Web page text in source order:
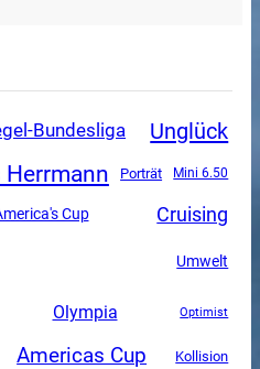
Bundesliga Unglück
Herrmann Porträt Mini 6.50
Cup Cruising
Umwelt
Olympia Optimist
Americas Cup Kollision